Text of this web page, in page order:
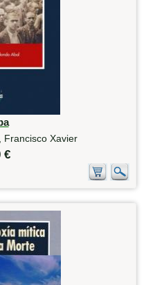
Francisco Xavier
€